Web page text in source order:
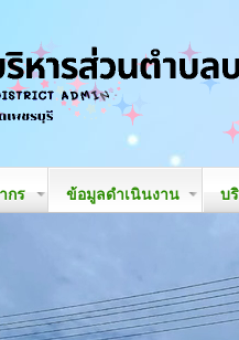
กร ข้อมูลดำเนินงาน บ